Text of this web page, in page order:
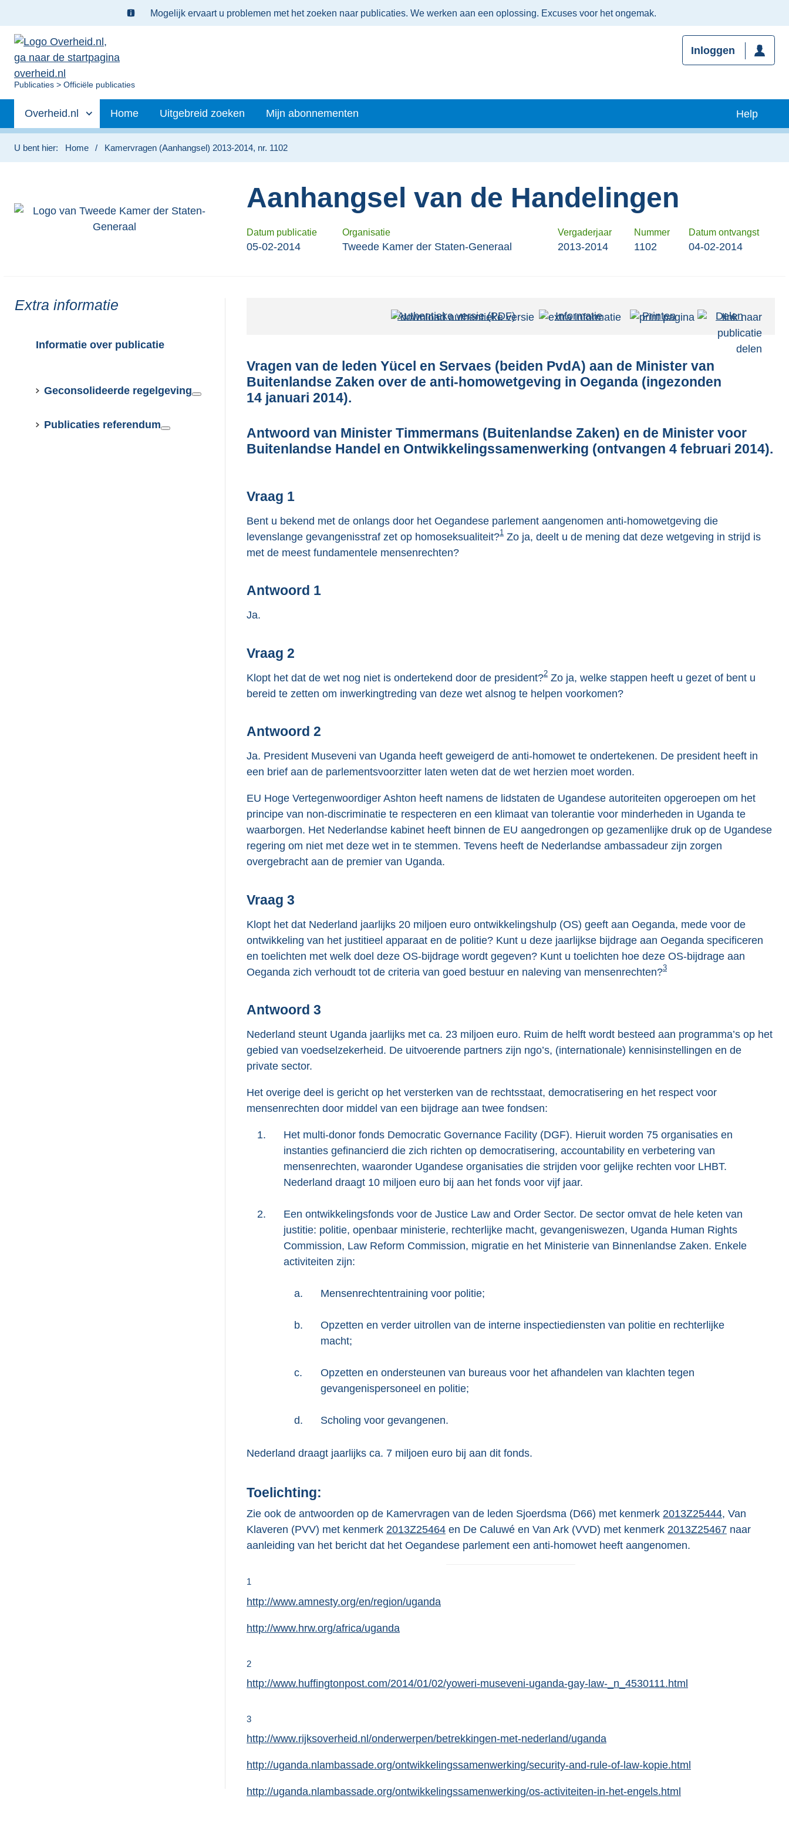
Ter
informatie:
Mogelijk ervaart u problemen met het zoeken naar publicaties. We werken aan een oplossing. Excuses voor het ongemak.
U
Publicaties Officiële publicaties
Inloggen
Primaire
navigatie
Andere
sites
binnen
Overheid.nl Home Uitgebreid zoeken Mijn abonnementen Help
U bent hier: Home Kamervragen (Aanhangsel) 2013-2014, nr. 1102
Aanhangsel van de Handelingen
Datum publicatie Organisatie Vergaderjaar Nummer Datum ontvangst
05-02-2014 Tweede Kamer der Staten-Generaal 2013-2014 1102 04-02-2014
Toon
Extra informatie
Informatie over publicatie
Geconsolideerde regelgeving
Publicaties referendum
Authentieke versie (PDF)b
t
a
t
e
Informatie Printen Delen
Vragen van de leden Yücel en Servaes (beiden PvdA) aan de Minister van
Buitenlandse Zaken over de anti-homowetgeving in Oeganda (ingezonden
14 januari 2014).
Antwoord van Minister Timmermans (Buitenlandse Zaken) en de Minister voor
Buitenlandse Handel en Ontwikkelingssamenwerking (ontvangen 4 februari 2014).
Vraag 1
Bent u bekend met de onlangs door het Oegandese parlement aangenomen anti-homowetgeving die
levenslange gevangenisstraf zet op homoseksualiteit?1 Zo ja, deelt u de mening dat deze wetgeving in strijd is
met de meest fundamentele mensenrechten?
Antwoord 1
Ja.
Vraag 2
Klopt het dat de wet nog niet is ondertekend door de president?2 Zo ja, welke stappen heeft u gezet of bent u
bereid te zetten om inwerkingtreding van deze wet alsnog te helpen voorkomen?
Antwoord 2
Ja. President Museveni van Uganda heeft geweigerd de anti-homowet te ondertekenen. De president heeft in
een brief aan de parlementsvoorzitter laten weten dat de wet herzien moet worden.
EU Hoge Vertegenwoordiger Ashton heeft namens de lidstaten de Ugandese autoriteiten opgeroepen om het
principe van non-discriminatie te respecteren en een klimaat van tolerantie voor minderheden in Uganda te
waarborgen. Het Nederlandse kabinet heeft binnen de EU aangedrongen op gezamenlijke druk op de Ugandese
regering om niet met deze wet in te stemmen. Tevens heeft de Nederlandse ambassadeur zijn zorgen
overgebracht aan de premier van Uganda.
Vraag 3
Klopt het dat Nederland jaarlijks 20 miljoen euro ontwikkelingshulp (OS) geeft aan Oeganda, mede voor de
ontwikkeling van het justitieel apparaat en de politie? Kunt u deze jaarlijkse bijdrage aan Oeganda specificeren
en toelichten met welk doel deze OS-bijdrage wordt gegeven? Kunt u toelichten hoe deze OS-bijdrage aan
Oeganda zich verhoudt tot de criteria van goed bestuur en naleving van mensenrechten?3
Antwoord 3
Nederland steunt Uganda jaarlijks met ca. 23 miljoen euro. Ruim de helft wordt besteed aan programma’s op het
gebied van voedselzekerheid. De uitvoerende partners zijn ngo’s, (internationale) kennisinstellingen en de
private sector.
Het overige deel is gericht op het versterken van de rechtsstaat, democratisering en het respect voor
mensenrechten door middel van een bijdrage aan twee fondsen:
1.
Het multi-donor fonds Democratic Governance Facility (DGF). Hieruit worden 75 organisaties en
instanties gefinancierd die zich richten op democratisering, accountability en verbetering van
mensenrechten, waaronder Ugandese organisaties die strijden voor gelijke rechten voor LHBT.
Nederland draagt 10 miljoen euro bij aan het fonds voor vijf jaar.
2.
Een ontwikkelingsfonds voor de Justice Law and Order Sector. De sector omvat de hele keten van
justitie: politie, openbaar ministerie, rechterlijke macht, gevangeniswezen, Uganda Human Rights
Commission, Law Reform Commission, migratie en het Ministerie van Binnenlandse Zaken. Enkele
activiteiten zijn:
a. Mensenrechtentraining voor politie;
b.
Opzetten en verder uitrollen van de interne inspectiediensten van politie en rechterlijke
macht;
c.
Opzetten en ondersteunen van bureaus voor het afhandelen van klachten tegen
gevangenispersoneel en politie;
d. Scholing voor gevangenen.
Nederland draagt jaarlijks ca. 7 miljoen euro bij aan dit fonds.
Toelichting:
Zie ook de antwoorden op de Kamervragen van de leden Sjoerdsma (D66) met kenmerk 2013Z25444, Van
Klaveren (PVV) met kenmerk 2013Z25464 en De Caluwé en Van Ark (VVD) met kenmerk 2013Z25467 naar
aanleiding van het bericht dat het Oegandese parlement een anti-homowet heeft aangenomen.
1
http://www.amnesty.org/en/region/uganda
http://www.hrw.org/africa/uganda
2
http://www.huffingtonpost.com/2014/01/02/yoweri-museveni-uganda-gay-law-_n_4530111.html
3
http://www.rijksoverheid.nl/onderwerpen/betrekkingen-met-nederland/uganda
http://uganda.nlambassade.org/ontwikkelingssamenwerking/security-and-rule-of-law-kopie.html
http://uganda.nlambassade.org/ontwikkelingssamenwerking/os-activiteiten-in-het-engels.html